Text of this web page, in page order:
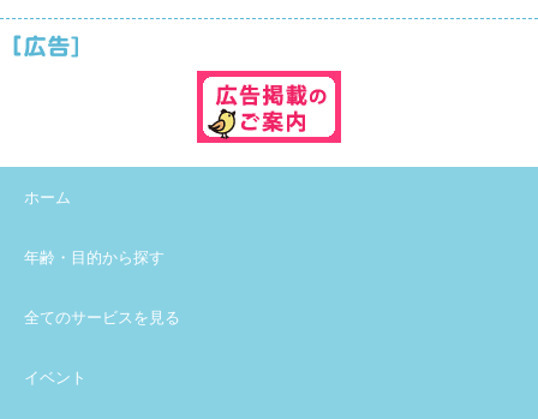
ホーム
年齢・目的から探す
全てのサービスを見る
イベント